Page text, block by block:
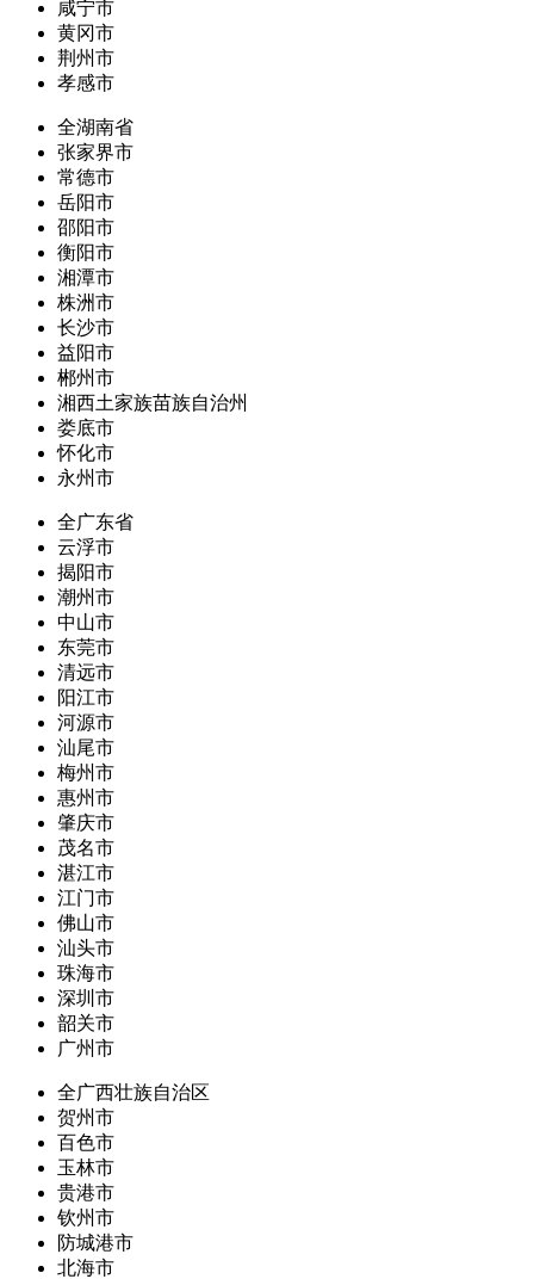
咸宁市
黄冈市
荆州市
孝感市
全湖南省
张家界市
常德市
岳阳市
邵阳市
衡阳市
湘潭市
株洲市
长沙市
益阳市
郴州市
湘西土家族苗族自治州
娄底市
怀化市
永州市
全广东省
云浮市
揭阳市
潮州市
中山市
东莞市
清远市
阳江市
河源市
汕尾市
梅州市
惠州市
肇庆市
茂名市
湛江市
江门市
佛山市
汕头市
珠海市
深圳市
韶关市
广州市
全广西壮族自治区
贺州市
百色市
玉林市
贵港市
钦州市
防城港市
北海市